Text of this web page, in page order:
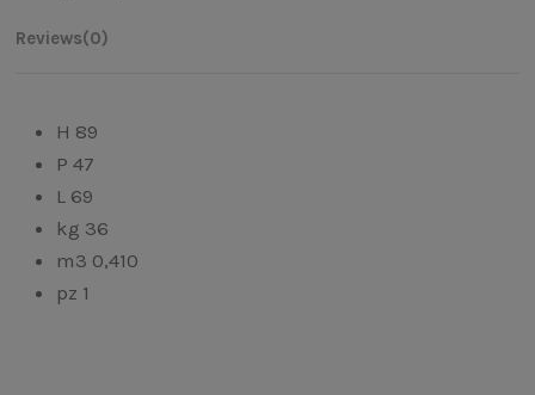
Reviews(0)
H 89
P 47
L 69
kg 36
m3 0,410
pz 1